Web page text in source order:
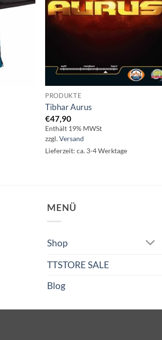
PRODUKTE
Tibhar Aurus
€47,90
Enthält 19% MWSt
zzgl.Versand
Lieferzeit: ca. 3-4 Werktage
MENÜ
Shop
TTSTORE SALE
Blog